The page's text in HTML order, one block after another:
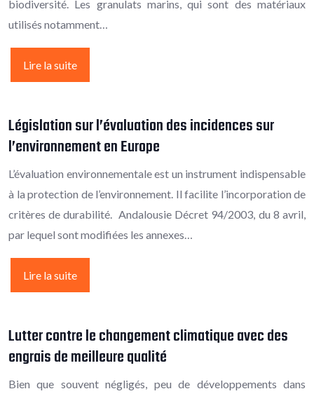
biodiversité. Les granulats marins, qui sont des matériaux
utilisés notamment…
Lire la suite
Législation sur l’évaluation des incidences sur
l’environnement en Europe
L’évaluation environnementale est un instrument indispensable
à la protection de l’environnement. Il facilite l’incorporation de
critères de durabilité. Andalousie Décret 94/2003, du 8 avril,
par lequel sont modifiées les annexes…
Lire la suite
Lutter contre le changement climatique avec des
engrais de meilleure qualité
Bien que souvent négligés, peu de développements dans